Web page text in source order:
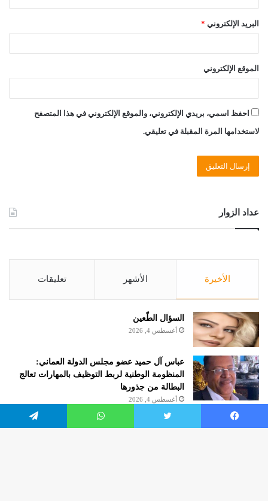
البريد الإلكتروني *
الموقع الإلكتروني
احفظ اسمي، بريدي الإلكتروني، والموقع الإلكتروني في هذا المتصفح
لاستخدامها المرة المقبلة في تعليقي.
عداد الزوار
الأخيرة الأشهر تعليقات
السؤال الطّعين
أغسطس 4, 2026
عباس آل حميد عضو مجلس الدولة العماني:
المنظومة الوطنية لربط التوظيف بالمهارات تعالج
البطالة من جذورها
أغسطس 4, 2026
الروائية مريم هرموش.. كاتبة شهر أغسطس 2026
فيسبوك تويتر واتساب تيلقرام